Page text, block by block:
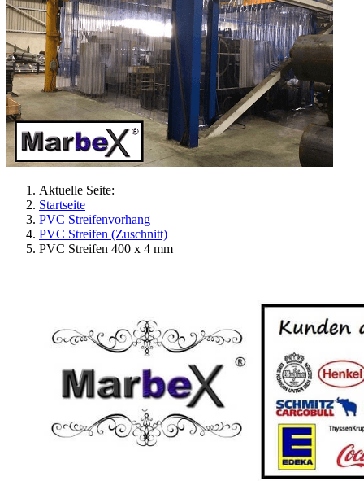
Aktuelle Seite:
Startseite
PVC Streifenvorhang
PVC Streifen (Zuschnitt)
PVC Streifen 400 x 4 mm